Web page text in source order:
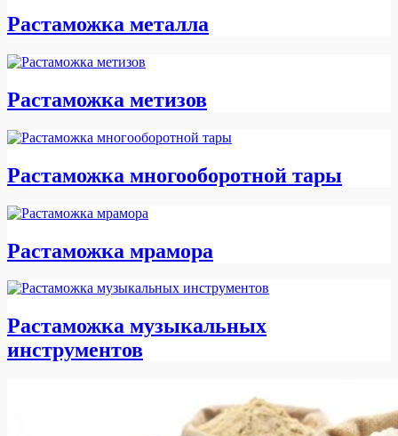
Растаможка металла
Растаможка метизов
Растаможка многооборотной тары
Растаможка мрамора
Растаможка музыкальных
инструментов